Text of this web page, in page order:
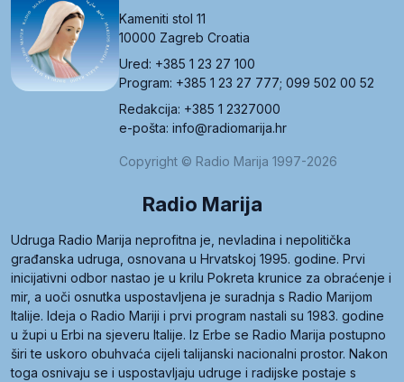
Kameniti stol 11
10000 Zagreb Croatia
Ured: +385 1 23 27 100
Program: +385 1 23 27 777; 099 502 00 52
Redakcija: +385 1 2327000
e-pošta: info@radiomarija.hr
Copyright © Radio Marija 1997-2026
Radio Marija
Udruga Radio Marija neprofitna je, nevladina i nepolitička
građanska udruga, osnovana u Hrvatskoj 1995. godine. Prvi
inicijativni odbor nastao je u krilu Pokreta krunice za obraćenje i
mir, a uoči osnutka uspostavljena je suradnja s Radio Marijom
Italije. Ideja o Radio Mariji i prvi program nastali su 1983. godine
u župi u Erbi na sjeveru Italije. Iz Erbe se Radio Marija postupno
širi te uskoro obuhvaća cijeli talijanski nacionalni prostor. Nakon
toga osnivaju se i uspostavljaju udruge i radijske postaje s